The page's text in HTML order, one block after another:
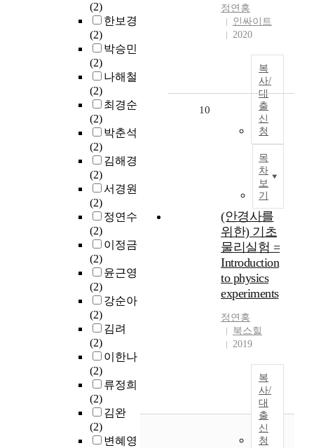
(2)
한보경
(2)
박승민
(2)
나해철
(2)
최경순
(2)
박춘석
(2)
김해경
(2)
서경원
(2)
정연수
(2)
이정금
(2)
윤근영
(2)
강순아
(2)
김려
(2)
이한나
(2)
류정희
(2)
김완
(2)
변혜영
정연홍
인싸이트
2020
복
사/
대
출
신
청
목
차
보
기
10
(안경사를
위한) 기초
물리실험 =
Introduction
to physics
experiments
정연홍
북스힐
2019
복
사/
대
출
신
청